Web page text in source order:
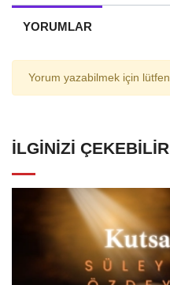
YORUMLAR
Yorum yazabilmek için lütfen
İLGINIZI ÇEKEBILIR